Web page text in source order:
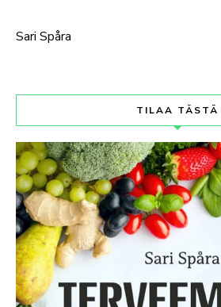
Sari Spåra
TILAA TÄSTÄ